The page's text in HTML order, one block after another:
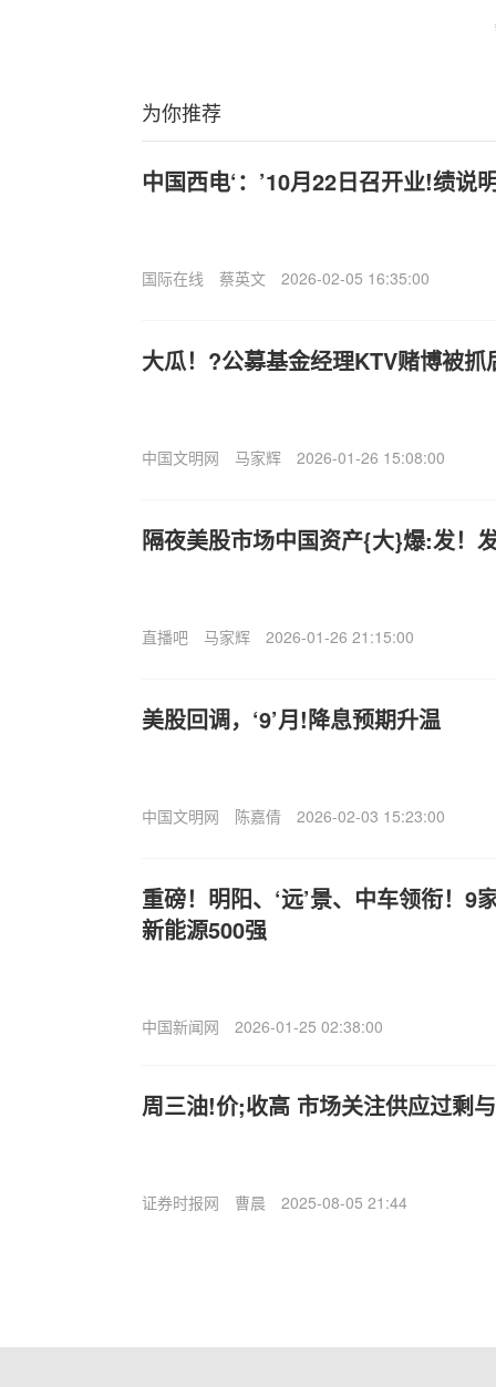
为你推荐
中国西电‘：’10月22日召开业!绩说
国际在线 蔡英文 2026-02-05 16:35:00
大瓜！?公募基金经理KTV赌博被
中国文明网 马家辉 2026-01-26 15:08:00
隔夜美股市场中国资产{大}爆:发！
直播吧 马家辉 2026-01-26 21:15:00
美股回调，‘9’月!降息预期升温
中国文明网 陈嘉倩 2026-02-03 15:23:00
重磅！明阳、‘远’景、中车领衔！9
新能源500强
中国新闻网 2026-01-25 02:38:00
周三油!价;收高 市场关注供应过剩
证券时报网 曹晨 2025-08-05 21:44